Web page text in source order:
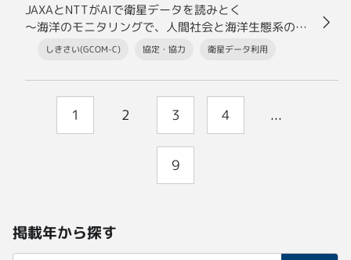
JAXAとNTTがAIで衛星データを読みとく
～海洋のモニタリングで、人間社会と海洋生態系の共
生をめざす～
しきさい(GCOM-C) 協定・協力 衛星データ利用
1 2 3 4 ...
9
掲載年から探す